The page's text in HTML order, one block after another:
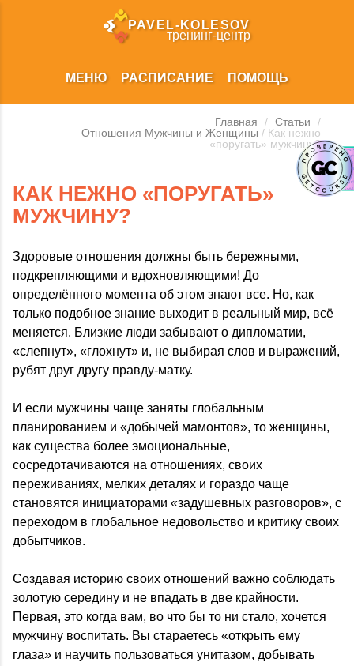
PAVEL‑KOLESOV
тренинг‑центр
МЕНЮ РАСПИСАНИЕ ПОМОЩЬ
Главная / Статьи
/
Отношения Мужчины и Женщины / Как нежно
«поругать» мужчину?
КАК НЕЖНО «ПОРУГАТЬ»
МУЖЧИНУ?
Здоровые отношения должны быть бережными,
подкрепляющими и вдохновляющими! До
определённого момента об этом знают все. Но, как
только подобное знание выходит в реальный мир, всё
меняется. Близкие люди забывают о дипломатии,
«слепнут», «глохнут» и, не выбирая слов и выражений,
рубят друг другу правду-матку.
И если мужчины чаще заняты глобальным
планированием и «добычей мамонтов», то женщины,
как существа более эмоциональные,
сосредотачиваются на отношениях, своих
переживаниях, мелких деталях и гораздо чаще
становятся инициаторами «задушевных разговоров», с
переходом в глобальное недовольство и критику своих
добытчиков.
Создавая историю своих отношений важно соблюдать
золотую середину и не впадать в две крайности.
Первая, это когда вам, во что бы то ни стало, хочется
мужчину воспитать. Вы стараетесь «открыть ему
глаза» и научить пользоваться унитазом, добывать